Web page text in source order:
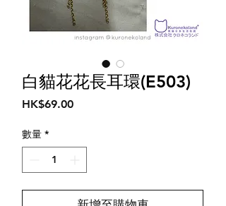
白貓花花長耳環(E503)
HK$69.00價
數量 *